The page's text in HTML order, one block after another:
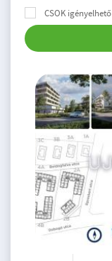
CSOK igényelhető